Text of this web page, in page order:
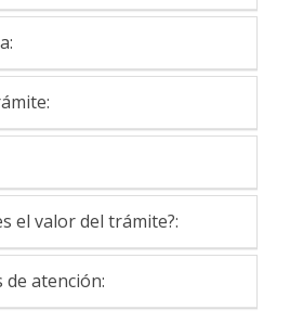
el valor del trámite?:
atención: